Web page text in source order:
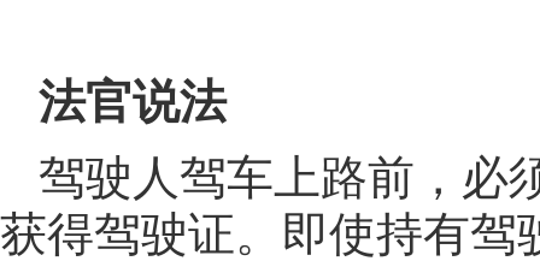
法官说法
驾驶人驾车上路前，必
获得驾驶证。即使持有驾